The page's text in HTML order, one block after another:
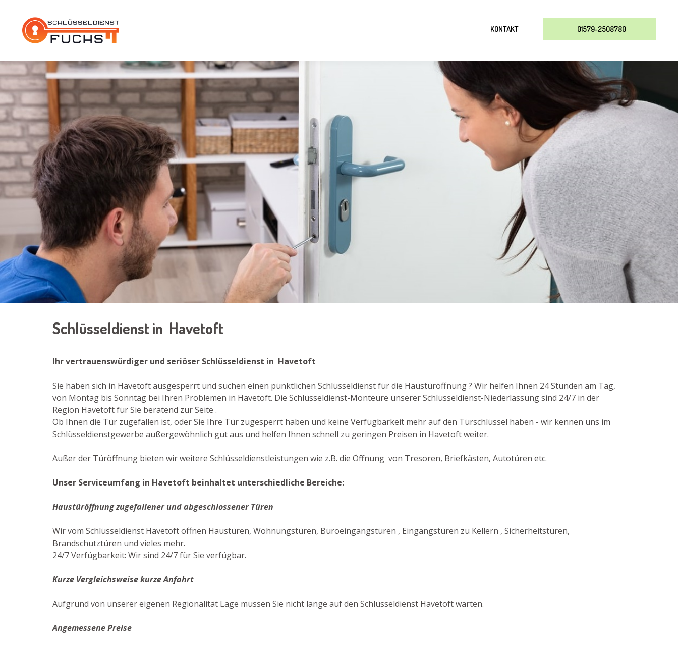
KONTAKT 01579-2508780
Schlüsseldienst in Havetoft
Ihr vertrauenswürdiger und seriöser Schlüsseldienst in Havetoft
Sie haben sich in Havetoft ausgesperrt und suchen einen pünktlichen Schlüsseldienst für die Haustüröffnung ? Wir helfen Ihnen 24 Stunden am Tag,
von Montag bis Sonntag bei Ihren Problemen in Havetoft. Die Schlüsseldienst-Monteure unserer Schlüsseldienst-Niederlassung sind 24/7 in der
Region Havetoft für Sie beratend zur Seite .
Ob Ihnen die Tür zugefallen ist, oder Sie Ihre Tür zugesperrt haben und keine Verfügbarkeit mehr auf den Türschlüssel haben - wir kennen uns im
Schlüsseldienstgewerbe außergewöhnlich gut aus und helfen Ihnen schnell zu geringen Preisen in Havetoft weiter.
Außer der Türöffnung bieten wir weitere Schlüsseldienstleistungen wie z.B. die Öffnung von Tresoren, Briefkästen, Autotüren etc.
Unser Serviceumfang in Havetoft beinhaltet unterschiedliche Bereiche:
Haustüröffnung zugefallener und abgeschlossener Türen
Wir vom Schlüsseldienst Havetoft öffnen Haustüren, Wohnungstüren, Büroeingangstüren , Eingangstüren zu Kellern , Sicherheitstüren,
Brandschutztüren und vieles mehr.
24/7 Verfügbarkeit: Wir sind 24/7 für Sie verfügbar.
Kurze Vergleichsweise kurze Anfahrt
Aufgrund von unserer eigenen Regionalität Lage müssen Sie nicht lange auf den Schlüsseldienst Havetoft warten.
Angemessene Preise